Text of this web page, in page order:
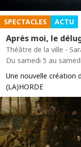
SPECTACLES ACTU
Après moi, le
Théâtre de la ville -
Du samedi 5 au
Une nouvelle création
(LA)HORDE